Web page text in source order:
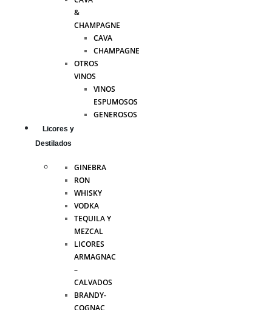
&
CHAMPAGNE
CAVA
CHAMPAGNE
OTROS
VINOS
VINOS
ESPUMOSOS
GENEROSOS
Licores y
Destilados
GINEBRA
RON
WHISKY
VODKA
TEQUILA Y
MEZCAL
LICORES
ARMAGNAC
–
CALVADOS
BRANDY-
COGNAC